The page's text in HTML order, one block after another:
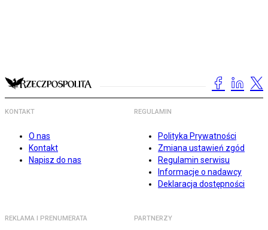
KONTAKT
O nas
Kontakt
Napisz do nas
REGULAMIN
Polityka Prywatności
Zmiana ustawień zgód
Regulamin serwisu
Informacje o nadawcy
Deklaracja dostępności
REKLAMA I PRENUMERATA PARTNERZY